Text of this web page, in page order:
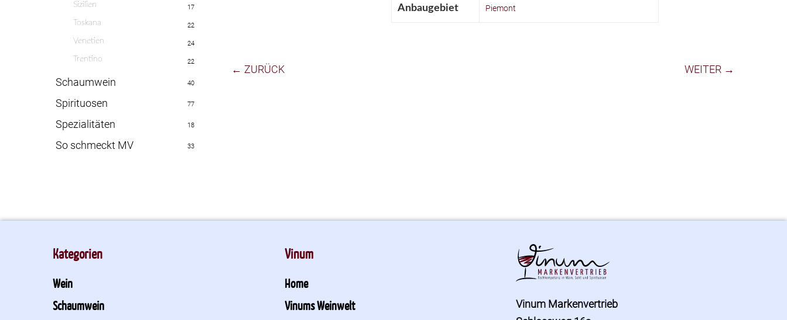
Sizilien 17
Toskana 22
Venetien 24
Trentino 22
Schaumwein 40
Spirituosen 77
Spezialitäten 18
So schmeckt MV 33
Anbaugebiet Piemont
← ZURÜCK WEITER →
Kategorien
Wein
Schaumwein
Vinum
Home
Vinums Weinwelt
Vinum Markenvertrieb